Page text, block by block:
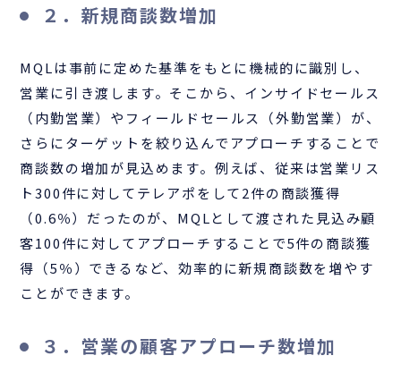
２．新規商談数増加
MQLは事前に定めた基準をもとに機械的に識別し、
営業に引き渡します。そこから、インサイドセールス
（内勤営業）やフィールドセールス（外勤営業）が、
さらにターゲットを絞り込んでアプローチすることで
商談数の増加が見込めます。例えば、従来は営業リス
ト300件に対してテレアポをして2件の商談獲得
（0.6％）だったのが、MQLとして渡された見込み顧
客100件に対してアプローチすることで5件の商談獲
得（5％）できるなど、効率的に新規商談数を増やす
ことができます。
３．営業の顧客アプローチ数増加